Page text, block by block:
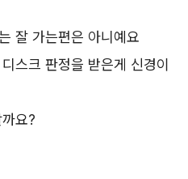
잘 가는편은 아니예요
스크 판정을 받은게 신경이
요?